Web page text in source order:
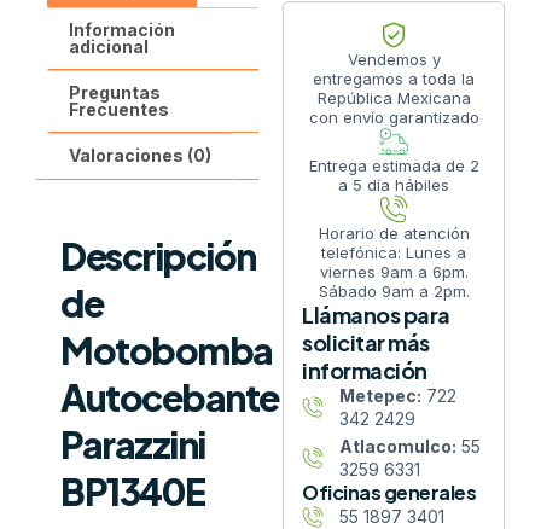
Información
adicional
Preguntas
Frecuentes
Valoraciones (0)
Descripción
de
Motobomba
Autocebante
Parazzini
BP1340E
Vendemos y
entregamos a toda la
República Mexicana
con envío garantizado
Entrega estimada de 2
a 5 día hábiles
Horario de atención
telefónica: Lunes a
viernes 9am a 6pm.
Sábado 9am a 2pm.
Llámanos para
solicitar más
información
Metepec: 722
342 2429
Atlacomulco: 55
3259 6331
Oficinas generales
55 1897 3401